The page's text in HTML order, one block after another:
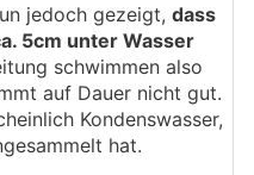
jedoch gezeigt, dass
5cm unter Wasser
schwimmen also
auf Dauer nicht gut.
Kondenswasser,
hat.